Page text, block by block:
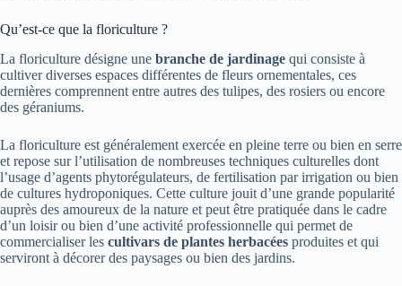
Qu’est-ce que la floriculture ?
La floriculture désigne une branche de jardinage qui consiste à
cultiver diverses espaces différentes de fleurs ornementales, ces
dernières comprennent entre autres des tulipes, des rosiers ou encore
des géraniums.
La floriculture est généralement exercée en pleine terre ou bien en serre
et repose sur l’utilisation de nombreuses techniques culturelles dont
l’usage d’agents phytorégulateurs, de fertilisation par irrigation ou bien
de cultures hydroponiques. Cette culture jouit d’une grande popularité
auprès des amoureux de la nature et peut être pratiquée dans le cadre
d’un loisir ou bien d’une activité professionnelle qui permet de
commercialiser les cultivars de plantes herbacées produites et qui
serviront à décorer des paysages ou bien des jardins.